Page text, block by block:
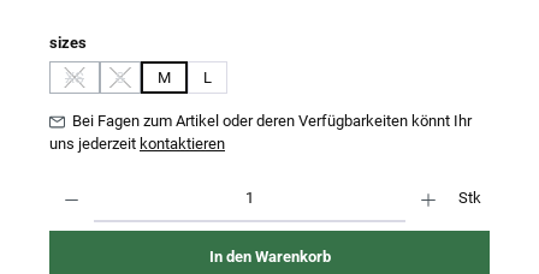
sizesauswählen
XS
(Diese Option ist zurzeit nicht verfügbar.)
S
(Diese Option ist zurzeit nicht verfügbar.)
M L
Bei Fagen zum Artikel oder deren Verfügbarkeiten könnt Ihr
uns jederzeit kontaktieren
Stk
In den Warenkorb